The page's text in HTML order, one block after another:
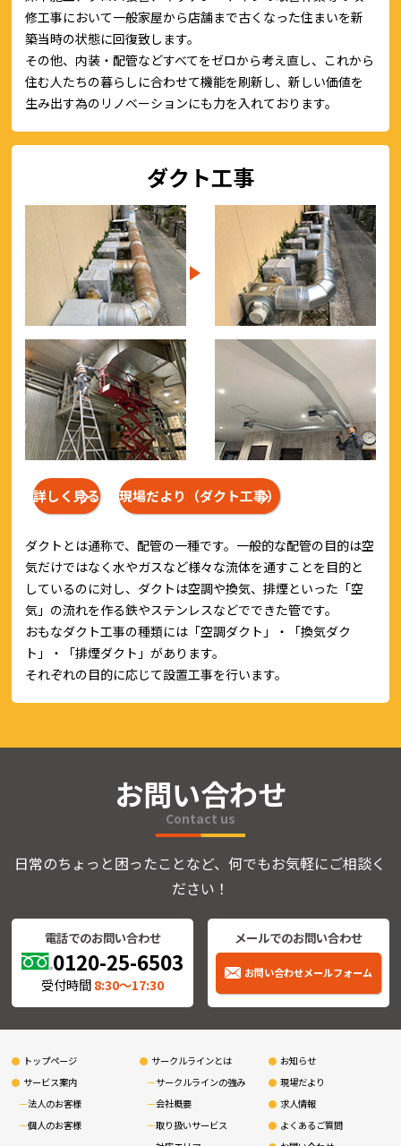
修工事において一般家屋から店舗まで古くなった住まいを新
築当時の状態に回復致します。
その他、内装・配管などすべてをゼロから考え直し、これから
住む人たちの暮らしに合わせて機能を刷新し、新しい価値を
生み出す為のリノベーションにも力を入れております。
ダクト工事
詳しく見る 現場だより（ダクト工事）
ダクトとは通称で、配管の一種です。一般的な配管の目的は空
気だけではなく水やガスなど様々な流体を通すことを目的と
しているのに対し、ダクトは空調や換気、排煙といった「空
気」の流れを作る鉄やステンレスなどでできた管です。
おもなダクト工事の種類には「空調ダクト」・「換気ダク
ト」・「排煙ダクト」があります。
それぞれの目的に応じて設置工事を行います。
お問い合わせ
Contact us
日常のちょっと困ったことなど、何でもお気軽にご相談く
ださい！
電話でのお問い合わせ
0120-25-6503
受付時間8:30〜17:30
メールでのお問い合わせ
お問い合わせメールフォーム
トップページ
サービス案内
法人のお客様
個人のお客様
サークルラインとは
サークルラインの強み
会社概要
取り扱いサービス
お知らせ
現場だより
求人情報
よくあるご質問